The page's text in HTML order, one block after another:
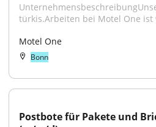
türkis.Arbeiten bei Motel One ist
Motel One
Bonn
Postbote für Pakete und